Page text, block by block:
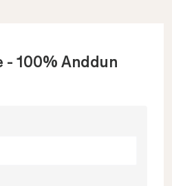
- 100% Anddun